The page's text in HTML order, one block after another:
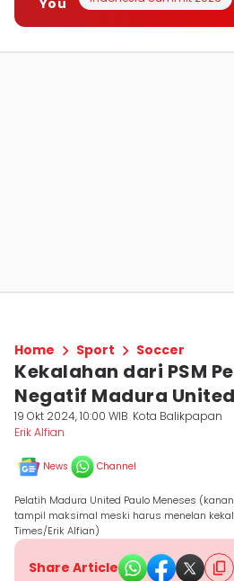
You
Home Sport Soccer
Kekalahan dari PSM
Negatif Madura United
19 Okt 2024, 10:00 WIB Kota Balikpapan
Erik Alfian
News Channel
Pelatih Madura United Paulo Meneses
tampil maksimal meski harus menelan
Times/Erik Alfian)
Share Article